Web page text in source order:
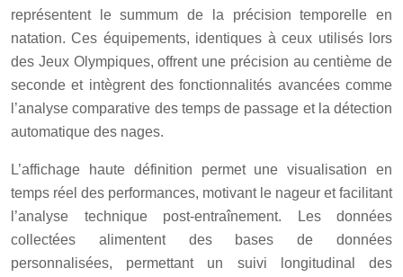
représentent le summum de la précision temporelle en
natation. Ces équipements, identiques à ceux utilisés lors
des Jeux Olympiques, offrent une précision au centième de
seconde et intègrent des fonctionnalités avancées comme
l’analyse comparative des temps de passage et la détection
automatique des nages.
L’affichage haute définition permet une visualisation en
temps réel des performances, motivant le nageur et facilitant
l’analyse technique post-entraînement. Les données
collectées alimentent des bases de données
personnalisées, permettant un suivi longitudinal des